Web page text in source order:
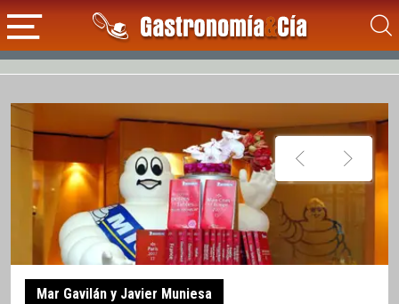
Mar Gavilán y Javier Muniesa